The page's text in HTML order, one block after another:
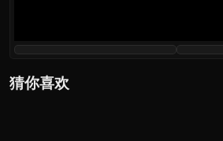
猜你喜欢